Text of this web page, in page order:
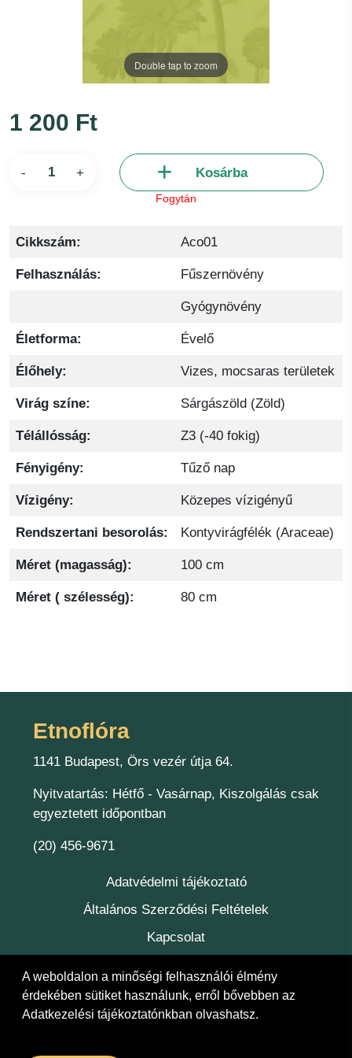
Double tap to zoom
1 200 Ft
- + Kosárba
Fogytán
Cikkszám: Aco01
Felhasználás: Fűszernövény
Gyógynövény
Életforma: Évelő
Élőhely: Vizes, mocsaras területek
Virág színe: Sárgászöld (Zöld)
Télállósság: Z3 (-40 fokig)
Fényigény: Tűző nap
Vízigény: Közepes vízigényű
Rendszertani besorolás: Kontyvirágfélék (Araceae)
Méret (magasság): 100 cm
Méret ( szélesség): 80 cm
Etnoflóra
1141 Budapest, Örs vezér útja 64.
Nyitvatartás: Hétfő - Vasárnap, Kiszolgálás csak
egyeztetett időpontban
(20) 456-9671
Adatvédelmi tájékoztató
Általános Szerződési Feltételek
Kapcsolat
A weboldalon a minőségi felhasználói élmény
érdekében sütiket használunk, erről bővebben az
Adatkezelési tájékoztatónkban olvashatsz.